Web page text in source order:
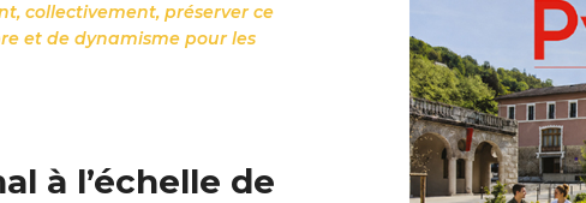
collectivement, préserver ce
et de dynamisme pour les
à l’échelle de